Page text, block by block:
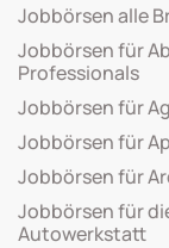
Jobbörsen alle
Jobbörsen für
Professionals
Jobbörsen für
Jobbörsen für
Jobbörsen für
Jobbörsen für
Autowerkstatt